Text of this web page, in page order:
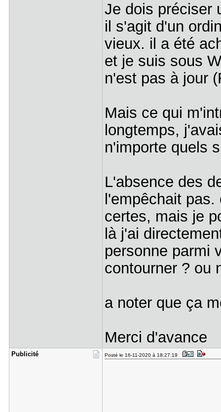
Je dois préciser
il s'agit d'un
vieux. il a été
et je suis sous
n'est pas à jour
Mais ce qui
longtemps,
n'importe quels
L'absence des
l'empêchait
certes, mais je
là j'ai
personne parmi
contourner ?
a noter que ça
Merci d'avance
Publicité Posté le 16-11-2020 à 18:27:19